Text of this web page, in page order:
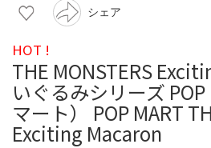
シェア
HOT !
THE MONSTERS
いぐるみシリーズ
マート） POP MART
Exciting Macaron